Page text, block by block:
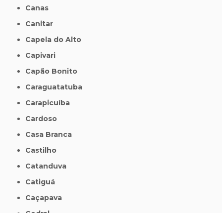
Canas
Canitar
Capela do Alto
Capivari
Capão Bonito
Caraguatatuba
Carapicuíba
Cardoso
Casa Branca
Castilho
Catanduva
Catiguá
Caçapava